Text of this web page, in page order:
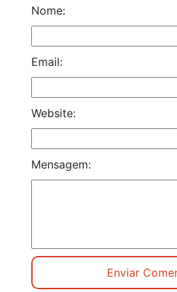
Nome:
Email:
Website:
Mensagem: